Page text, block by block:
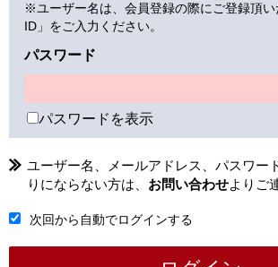
※ユーザー名は、会員登録の際にご登録頂い
ID」をご入力ください。
パスワード
パスワードを表示
ユーザー名、メールアドレス、パスワー
りにならない方は、 お問い合わせよりご
次回から自動でログインする